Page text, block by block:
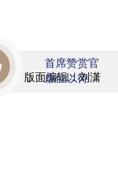
版面编辑：刘潇
首席赞赏官
虚位以待